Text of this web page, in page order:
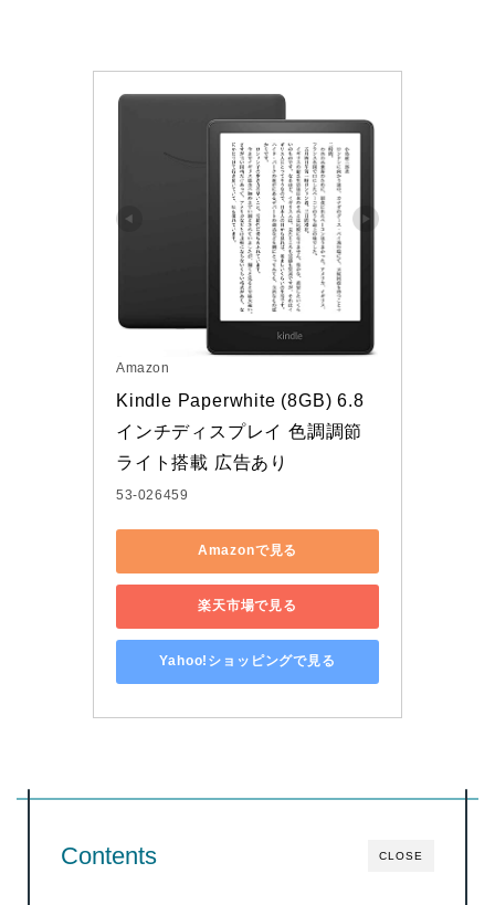
Amazon
Kindle Paperwhite (8GB) 6.8
インチディスプレイ 色調調節
ライト搭載 広告あり
53-026459
Amazonで見る
楽天市場で見る
Yahoo!ショッピングで見る
CLOSE
Contents